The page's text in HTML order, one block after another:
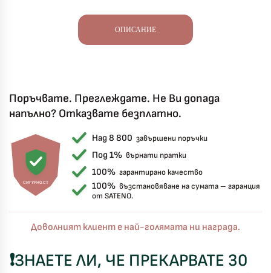
ОПИСАНИЕ
Поръчвате. Преглеждате. Не Ви допада
напълно? Отказвате безплатно.
СИГУРНОСТ
Над 8 800 завършени поръчки
Под 1% върнати пратки
100% гарантирано качество
100% възстановяване на сумата – гаранция
от SATENO.
Доволният клиент е най-голямата ни награда.
❗ЗНАЕТЕ ЛИ, ЧЕ ПРЕКАРВАТЕ 30